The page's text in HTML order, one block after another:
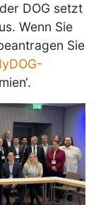
DOG setzt
Wenn Sie
Sie